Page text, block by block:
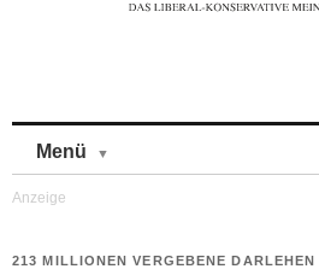
Menü
213 MILLIONEN VERGEBENE